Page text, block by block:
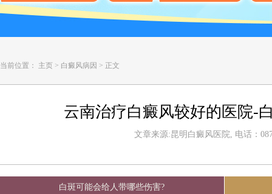
当前位置： 主页 > 白癜风病因 > 正文
云南治疗白癜风较好的医院-
文章来源:昆明白癜风医院, 电话：
白斑可能会给人带哪些伤害?